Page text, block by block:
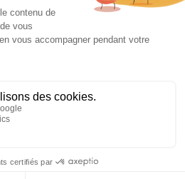
- Réalisé parWEB2DO